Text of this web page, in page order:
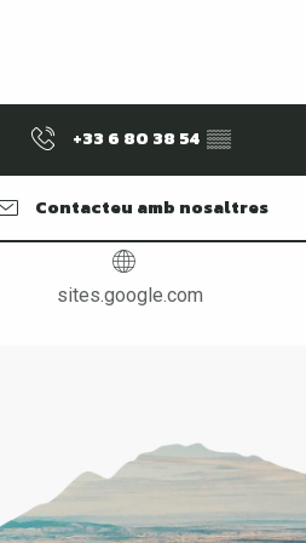
+33 6 80 38 54 ▒▒
Contacteu amb nosaltres
sites.google.com